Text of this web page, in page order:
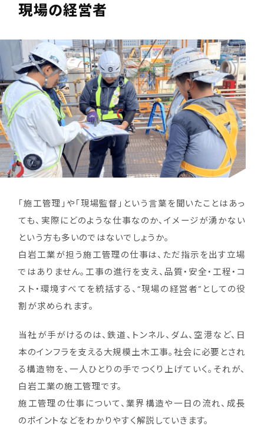
現場の経営者
「施工管理」や「現場監督」という言葉を聞いたことはあっ
ても、実際にどのような仕事なのか、イメージが湧かない
という方も多いのではないでしょうか。
白岩工業が担う施工管理の仕事は、ただ指示を出す立場
ではありません。工事の進行を支え、品質・安全・工程・コ
スト・環境すべてを統括する、“現場の経営者”としての役
割が求められます。
当社が手がけるのは、鉄道、トンネル、ダム、空港など、日
本のインフラを支える大規模土木工事。社会に必要とされ
る構造物を、一人ひとりの手でつくり上げていく。それが、
白岩工業の施工管理です。
施工管理の仕事について、業界構造や一日の流れ、成長
のポイントなどをわかりやすく解説していきます。